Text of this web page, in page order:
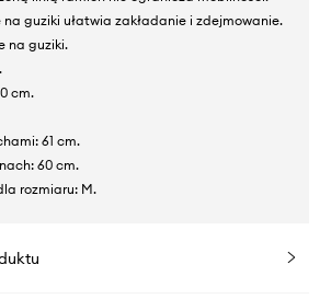
guziki ułatwia zakładanie i zdejmowanie.
na guziki.
cm.
61 cm.
60 cm.
rozmiaru: M.